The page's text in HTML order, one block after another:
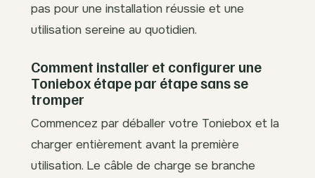
pas pour une installation réussie et une
utilisation sereine au quotidien.
Comment installer et configurer une
Toniebox étape par étape sans se
tromper
Commencez par déballer votre Toniebox et la
charger entièrement avant la première
utilisation. Le câble de charge se branche